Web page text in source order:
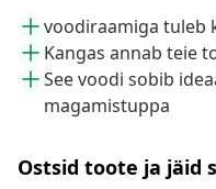
voodiraamiga tuleb
Kangas annab teie
See voodi sobib
magamistuppa
Ostsid toote ja jäid